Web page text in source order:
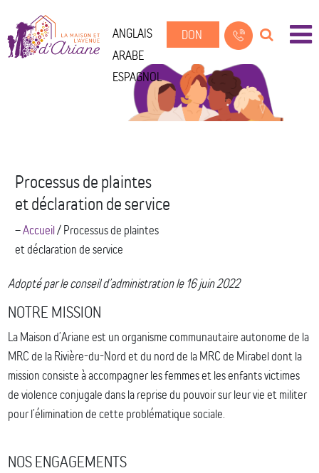
ANGLAIS
ARABE
ESPAGNOL
DON
Processus de plaintes
et déclaration de service
--Accueil/Processus de plaintes
et déclaration de service
Adopté par le conseil d’administration le 16 juin 2022
NOTRE MISSION
La Maison d’Ariane est un organisme communautaire autonome de la
MRC de la Rivière-du-Nord et du nord de la MRC de Mirabel dont la
mission consiste à accompagner les femmes et les enfants victimes
de violence conjugale dans la reprise du pouvoir sur leur vie et militer
pour l’élimination de cette problématique sociale.
NOS ENGAGEMENTS